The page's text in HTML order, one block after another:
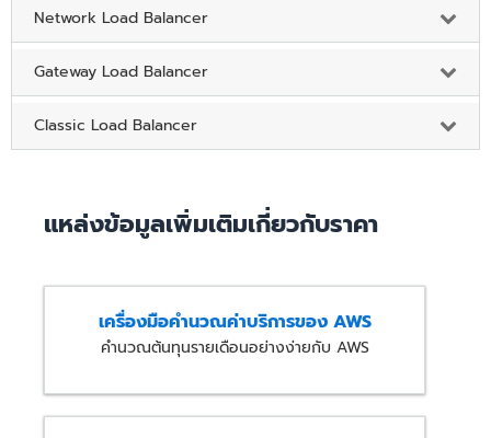
Network Load Balancer
Gateway Load Balancer
Classic Load Balancer
แหล่งข้อมูลเพิ่มเติมเกี่ยวกับราคา
เครื่องมือคำนวณค่าบริการของ AWS
คำนวณต้นทุนรายเดือนอย่างง่ายกับ AWS